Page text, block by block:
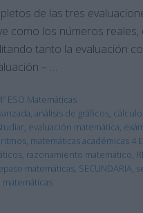
de las tres
como los números
tanto la evaluación
– …
ESO Matemáticas
, análisis de gráficos,
, evaluación matemática,
, matemáticas académicas 4
, razonamiento matemático,
matemáticas, SECUNDARIA,